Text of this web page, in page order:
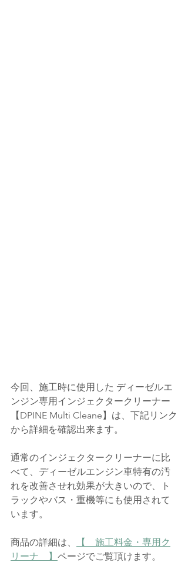
今回、施工時に使用した ディーゼルエ
ンジン専用インジェクタークリーナー
【DPINE Multi Cleane】は、下記リンク
から詳細を確認出来ます。
通常のインジェクタークリーナーに比
べて、ディーゼルエンジン車特有の汚
れを改善させれ効果が大きいので、ト
ラックやバス・重機等にも使用されて
います。
商品の詳細は、
【　施工料金・専用ク
リーナ　】 ページでご覧頂けます。